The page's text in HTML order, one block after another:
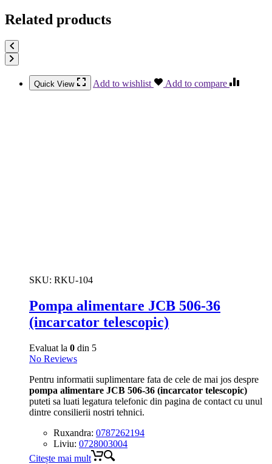
Related products
Quick View Add to wishlist Add to compare
SKU: RKU-104
Pompa alimentare JCB 506-36
(incarcator telescopic)
Evaluat la 0 din 5
No Reviews
Pentru informatii suplimentare fata de cele de mai jos despre
pompa alimentare JCB 506-36 (incarcator telescopic)
puteti sa luati legatura telefonic din pagina de contact cu unul
dintre consilierii nostri tehnici.
Ruxandra: 0787262194
Liviu: 0728003004
Citește mai mult